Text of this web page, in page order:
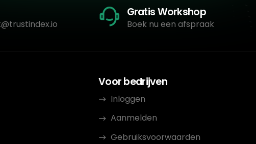
Gratis Workshop
Boek nu een afspraak
Voor bedrijven
Inloggen
Aanmelden
Gebruiksvoorwaarden